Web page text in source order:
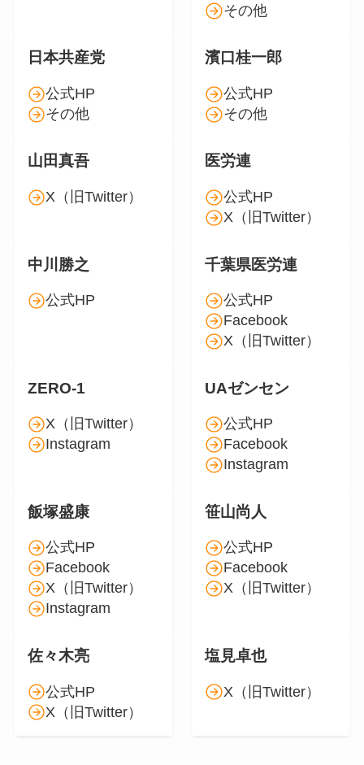
その他
日本共産党
公式HP
その他
濱口桂一郎
公式HP
その他
山田真吾
X（旧Twitter）
医労連
公式HP
X（旧Twitter）
中川勝之
公式HP
千葉県医労連
公式HP
Facebook
X（旧Twitter）
ZERO-1
X（旧Twitter）
Instagram
UAゼンセン
公式HP
Facebook
Instagram
飯塚盛康
公式HP
Facebook
X（旧Twitter）
Instagram
笹山尚人
公式HP
Facebook
X（旧Twitter）
佐々木亮
公式HP
X（旧Twitter）
塩見卓也
X（旧Twitter）